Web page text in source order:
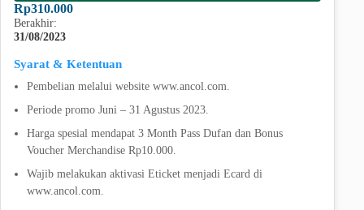
Rp310.000
Berakhir:
31/08/2023
Syarat & Ketentuan
Pembelian melalui website www.ancol.com.
Periode promo Juni – 31 Agustus 2023.
Harga spesial mendapat 3 Month Pass Dufan dan Bonus
Voucher Merchandise Rp10.000.
Wajib melakukan aktivasi Eticket menjadi Ecard di
www.ancol.com.